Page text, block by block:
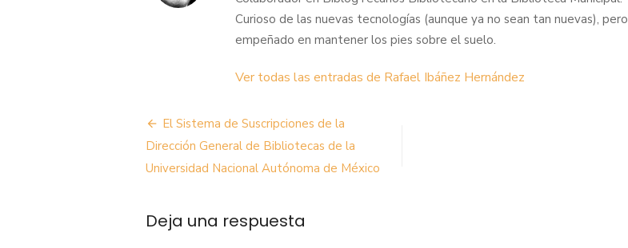
Curioso de las nuevas tecnologías (aunque ya no sean tan nuevas), pero
empeñado en mantener los pies sobre el suelo.
Ver todas las entradas de Rafael Ibáñez Hernández
Navegación
de
entradas
El Sistema de Suscripciones de la
Dirección General de Bibliotecas de la
Universidad Nacional Autónoma de México
Deja una respuesta